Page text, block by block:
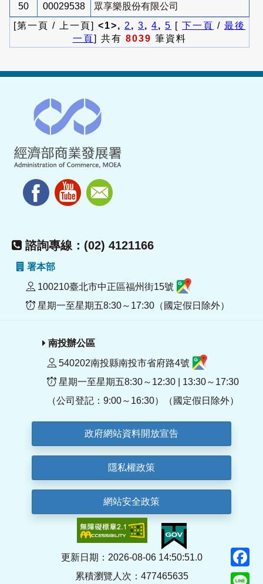
50 00029538
眾享樂股份有限公司
[第一頁 / 上一頁] <1>, 2 , 3, 4, 5 [ 下一頁 / 最後
一頁] 共有 8039 筆資料
諮詢專線：(02) 4121166
署本部
100210臺北市中正區福州街15號
星期一至星期五8:30～17:30（國定假日除外）
南投辦公區
540202南投縣南投市省府路4號
星期一至星期五8:30～12:30 | 13:30～17:30
（公司登記：9:00～16:30）（國定假日除外）
政府網站資料開放宣告
隱私權政策
網站安全政策
更新日期：2026-08-06 14:50:51.0
累積瀏覽人次：477465635